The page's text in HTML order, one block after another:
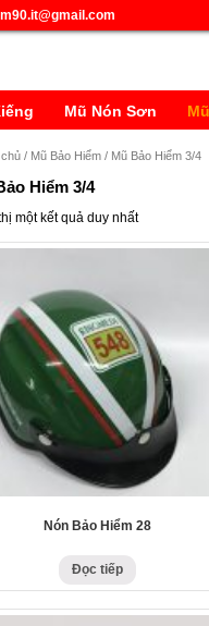
Mũ Nón Sơn
/ Mũ Bảo Hiểm / Mũ Bảo Hiểm 3/4
Hiểm 3/4
một kết quả duy nhất
Nón Bảo Hiểm 28
Đọc tiếp